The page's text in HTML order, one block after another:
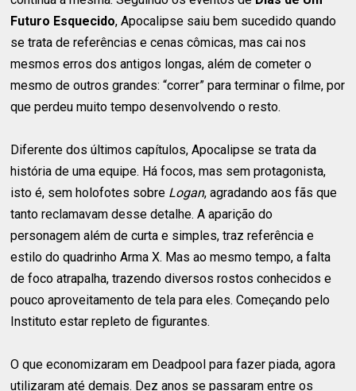
Futuro Esquecido, Apocalipse saiu bem sucedido quando
se trata de referências e cenas cômicas, mas cai nos
mesmos erros dos antigos longas, além de cometer o
mesmo de outros grandes: “correr” para terminar o filme, por
que perdeu muito tempo desenvolvendo o resto.
Diferente dos últimos capítulos, Apocalipse se trata da
história de uma equipe. Há focos, mas sem protagonista,
isto é, sem holofotes sobre Logan, agradando aos fãs que
tanto reclamavam desse detalhe. A aparição do
personagem além de curta e simples, traz referência e
estilo do quadrinho Arma X. Mas ao mesmo tempo, a falta
de foco atrapalha, trazendo diversos rostos conhecidos e
pouco aproveitamento de tela para eles. Começando pelo
Instituto estar repleto de figurantes.
O que economizaram em Deadpool para fazer piada, agora
utilizaram até demais. Dez anos se passaram entre os